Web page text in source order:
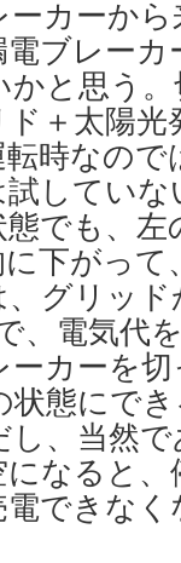
カーか
ブレー
と思う
＋太陽
時なの
してい
でも、左
下がっ
グリッ
、電気代
カーを
態にで
、当然
なると
できな